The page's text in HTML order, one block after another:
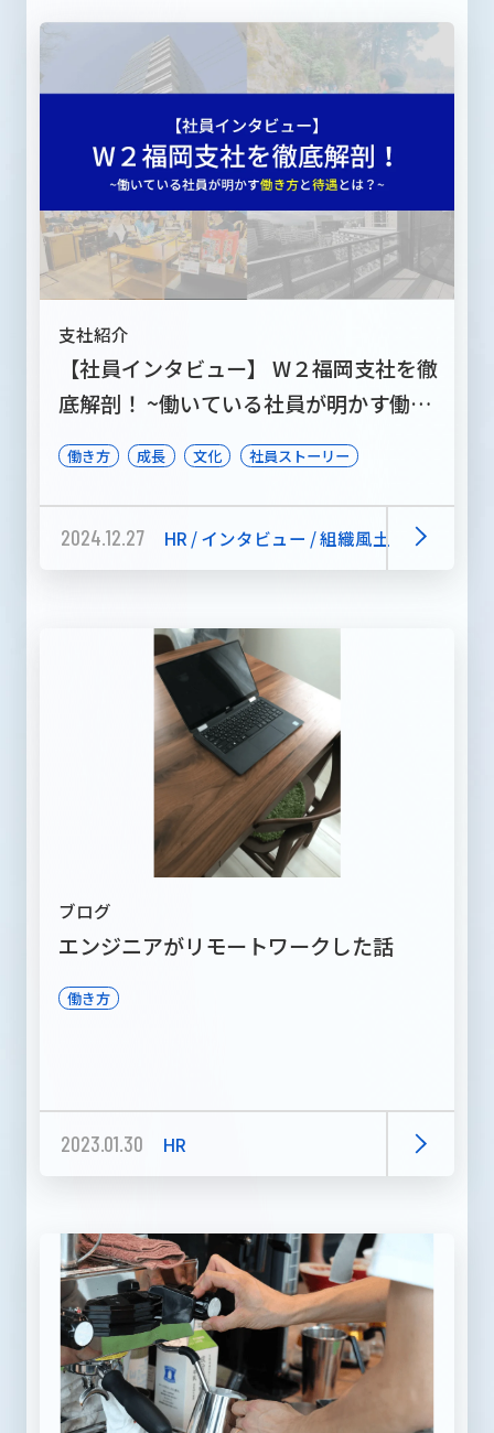
支社紹介
【社員インタビュー】 W２福岡支社を徹
底解剖！ ~働いている社員が明かす働き
方と待遇とは？~
働き方 成長 文化 社員ストーリー
2024.12.27 HR / インタビュー / 組織風土
ブログ
エンジニアがリモートワークした話
働き方
2023.01.30 HR